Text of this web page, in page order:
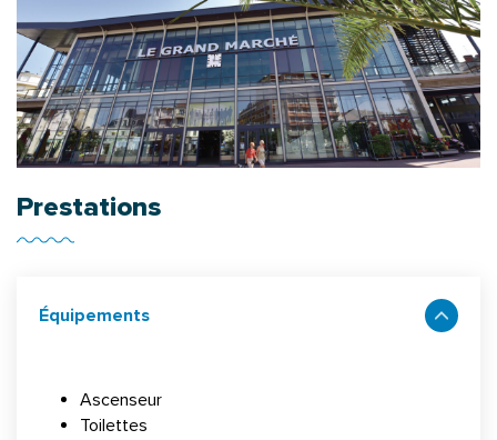
Prestations
Équipements
Ascenseur
Toilettes